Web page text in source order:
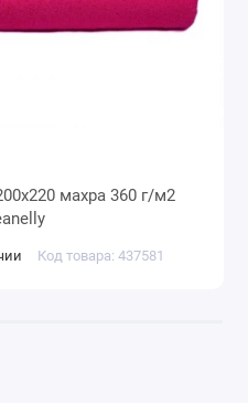
Cleanelly
Код товара: 437581